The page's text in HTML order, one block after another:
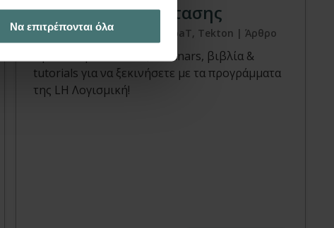
Να επιτρέπονται όλα
Οδηγίες εγκατάστασης
FespaC, FespaM, FespaR, FespaT, Tekton | Άρθρο
Προτεινόμενα videos, webinars, βιβλία &
tutorials για να ξεκινήσετε με τα προγράμματα
της LH Λογισμική!